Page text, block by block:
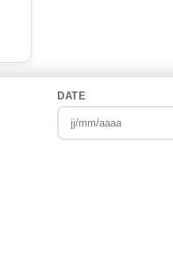
DATE